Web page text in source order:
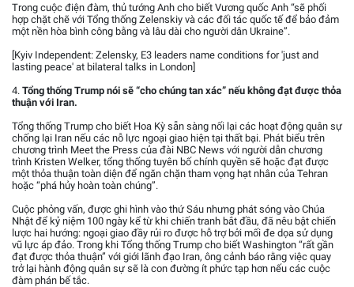
Trong cuộc điện đàm, thủ tướng Anh cho biết Vương quốc Anh “sẽ phối
hợp chặt chẽ với Tổng thống Zelenskiy và các đối tác quốc tế để bảo đảm
một nền hòa bình công bằng và lâu dài cho người dân Ukraine”.
[Kyiv Independent: Zelensky, E3 leaders name conditions for 'just and
lasting peace' at bilateral talks in London]
4. Tổng thống Trump nói sẽ “cho chúng tan xác” nếu không đạt được thỏa
thuận với Iran.
Tổng thống Trump cho biết Hoa Kỳ sẵn sàng nối lại các hoạt động quân sự
chống lại Iran nếu các nỗ lực ngoại giao hiện tại thất bại. Phát biểu trên
chương trình Meet the Press của đài NBC News với người dẫn chương
trình Kristen Welker, tổng thống tuyên bố chính quyền sẽ hoặc đạt được
một thỏa thuận toàn diện để ngăn chặn tham vọng hạt nhân của Tehran
hoặc “phá hủy hoàn toàn chúng”.
Cuộc phỏng vấn, được ghi hình vào thứ Sáu nhưng phát sóng vào Chúa
Nhật để kỷ niệm 100 ngày kể từ khi chiến tranh bắt đầu, đã nêu bật chiến
lược hai hướng: ngoại giao đầy rủi ro được hỗ trợ bởi mối đe dọa sử dụng
vũ lực áp đảo. Trong khi Tổng thống Trump cho biết Washington “rất gần
đạt được thỏa thuận” với giới lãnh đạo Iran, ông cảnh báo rằng việc quay
trở lại hành động quân sự sẽ là con đường ít phức tạp hơn nếu các cuộc
đàm phán bế tắc.